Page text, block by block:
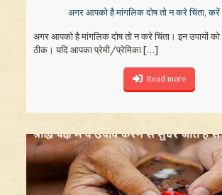
अगर आपको है मांगलिक दोष तो न करे चिंता, करें
अगर आपको है मांगलिक दोष तो न करे चिंता। इन उपायों
ठीक। यदि आपका प्रेमी/प्रेमिका[…]
Read more